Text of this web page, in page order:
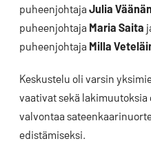
puheenjohtaja Julia
puheenjohtaja Maria Saita
puheenjohtaja Milla
Keskustelu oli varsin
vaativat sekä
valvontaa
edistämiseksi.